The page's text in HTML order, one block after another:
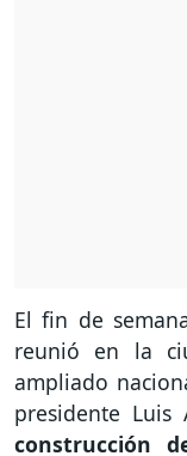
El fin de
reunió en la
ampliado
presidente Luis
construcción